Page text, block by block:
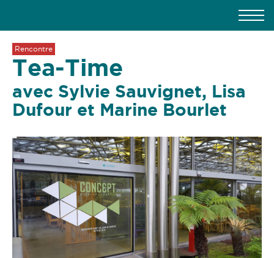
Rencontre
Tea-Time
avec Sylvie Sauvignet, Lisa
Dufour et Marine Bourlet